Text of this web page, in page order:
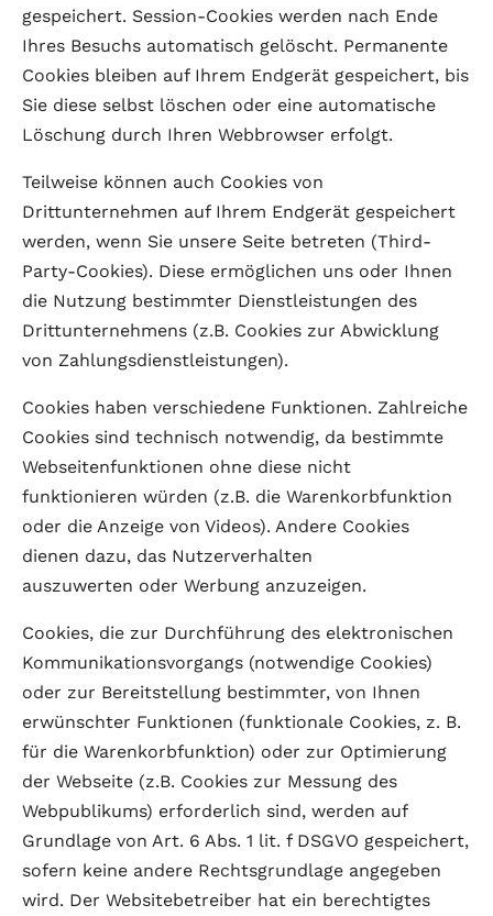
gespeichert. Session-Cookies werden nach Ende
Ihres Besuchs automatisch gelöscht. Permanente
Cookies bleiben auf Ihrem Endgerät gespeichert, bis
Sie diese selbst löschen oder eine automatische
Löschung durch Ihren Webbrowser erfolgt.
Teilweise können auch Cookies von
Drittunternehmen auf Ihrem Endgerät gespeichert
werden, wenn Sie unsere Seite betreten (Third-
Party-Cookies). Diese ermöglichen uns oder Ihnen
die Nutzung bestimmter Dienstleistungen des
Drittunternehmens (z.B. Cookies zur Abwicklung
von Zahlungsdienstleistungen).
Cookies haben verschiedene Funktionen. Zahlreiche
Cookies sind technisch notwendig, da bestimmte
Webseitenfunktionen ohne diese nicht
funktionieren würden (z.B. die Warenkorbfunktion
oder die Anzeige von Videos). Andere Cookies
dienen dazu, das Nutzerverhalten
auszuwerten oder Werbung anzuzeigen.
Cookies, die zur Durchführung des elektronischen
Kommunikationsvorgangs (notwendige Cookies)
oder zur Bereitstellung bestimmter, von Ihnen
erwünschter Funktionen (funktionale Cookies, z. B.
für die Warenkorbfunktion) oder zur Optimierung
der Webseite (z.B. Cookies zur Messung des
Webpublikums) erforderlich sind, werden auf
Grundlage von Art. 6 Abs. 1 lit. f DSGVO gespeichert,
sofern keine andere Rechtsgrundlage angegeben
wird. Der Websitebetreiber hat ein berechtigtes